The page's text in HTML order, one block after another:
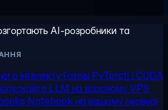
AI-розробники та
інтелектуГотові PyTorch і CUDA
LLM на власному VPS
Notebook на вашому сервері